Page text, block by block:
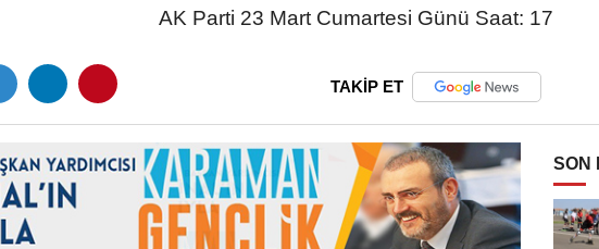
AK Parti 23 Mart Cumartesi Günü Saat: 17
TAKİP ET
SON